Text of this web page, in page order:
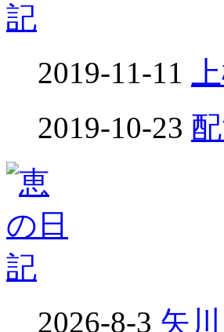
2019-11-11
2019-10-23
2026-8-3 矢